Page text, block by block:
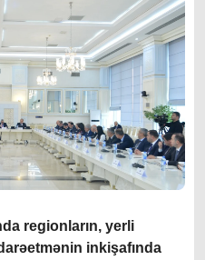
regionların, yerli
inkişafında